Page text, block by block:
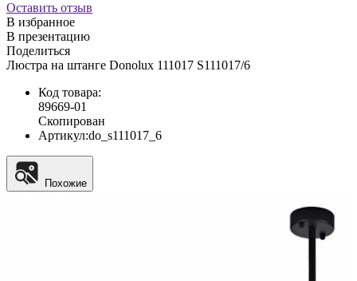
Оставить отзыв
В избранное
В презентацию
Поделиться
Люстра на штанге Donolux 111017 S111017/6
Код товара:
89669-01
Скопирован
Артикул:do_s111017_6
Похожие